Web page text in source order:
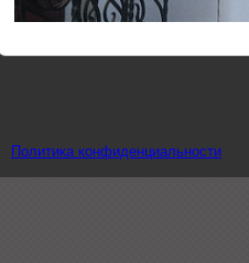
Политика конфиденциальности